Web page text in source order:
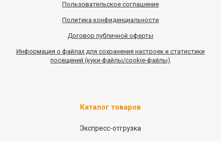
Пользовательское соглашение
Политика конфиденциальности
Договор публичной оферты
Информация о файлах для сохранения настроек и статистики
посещений (куки-файлы/cookie-файлы)
Каталог товаров
Экспресс-отгрузка